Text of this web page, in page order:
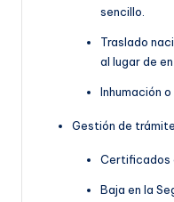
sencillo.
Traslado
al lugar de
Inhumación o
Gestión de
Certificados
Baja en la